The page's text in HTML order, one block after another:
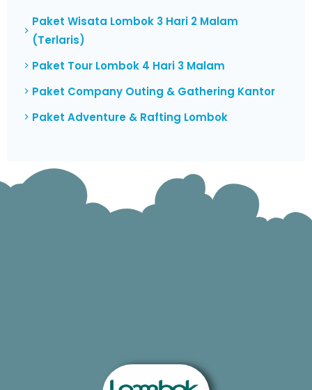
Paket Wisata Lombok 3 Hari 2 Malam
(Terlaris)
Paket Tour Lombok 4 Hari 3 Malam
Paket Company Outing & Gathering Kantor
Paket Adventure & Rafting Lombok